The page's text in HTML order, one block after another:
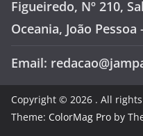
Figueiredo, Nº 210,
Oceania, João Pessoa
Email:
Copyright © 2026 . All
Theme: ColorMag Pro by